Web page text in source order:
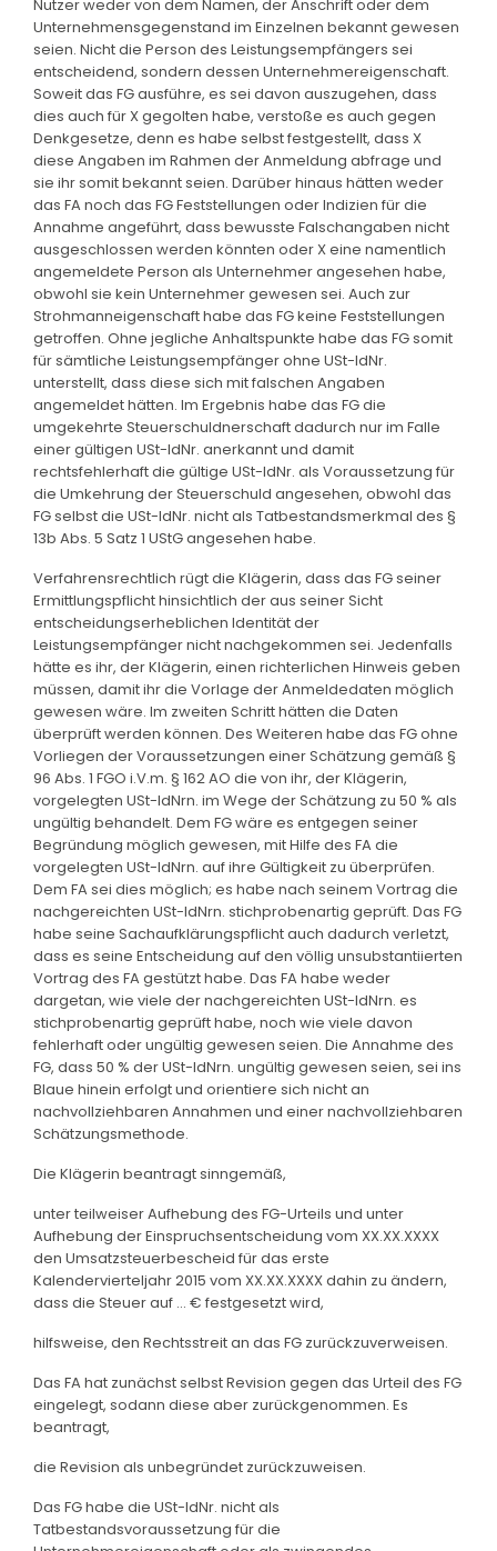
Nutzer weder von dem Namen, der Anschrift oder dem
Unternehmensgegenstand im Einzelnen bekannt gewesen
seien. Nicht die Person des Leistungsempfängers sei
entscheidend, sondern dessen Unternehmereigenschaft.
Soweit das FG ausführe, es sei davon auszugehen, dass
dies auch für X gegolten habe, verstoße es auch gegen
Denkgesetze, denn es habe selbst festgestellt, dass X
diese Angaben im Rahmen der Anmeldung abfrage und
sie ihr somit bekannt seien. Darüber hinaus hätten weder
das FA noch das FG Feststellungen oder Indizien für die
Annahme angeführt, dass bewusste Falschangaben nicht
ausgeschlossen werden könnten oder X eine namentlich
angemeldete Person als Unternehmer angesehen habe,
obwohl sie kein Unternehmer gewesen sei. Auch zur
Strohmanneigenschaft habe das FG keine Feststellungen
getroffen. Ohne jegliche Anhaltspunkte habe das FG somit
für sämtliche Leistungsempfänger ohne USt-IdNr.
unterstellt, dass diese sich mit falschen Angaben
angemeldet hätten. Im Ergebnis habe das FG die
umgekehrte Steuerschuldnerschaft dadurch nur im Falle
einer gültigen USt-IdNr. anerkannt und damit
rechtsfehlerhaft die gültige USt-IdNr. als Voraussetzung für
die Umkehrung der Steuerschuld angesehen, obwohl das
FG selbst die USt-IdNr. nicht als Tatbestandsmerkmal des §
13b Abs. 5 Satz 1 UStG angesehen habe.
Verfahrensrechtlich rügt die Klägerin, dass das FG seiner
Ermittlungspflicht hinsichtlich der aus seiner Sicht
entscheidungserheblichen Identität der
Leistungsempfänger nicht nachgekommen sei. Jedenfalls
hätte es ihr, der Klägerin, einen richterlichen Hinweis geben
müssen, damit ihr die Vorlage der Anmeldedaten möglich
gewesen wäre. Im zweiten Schritt hätten die Daten
überprüft werden können. Des Weiteren habe das FG ohne
Vorliegen der Voraussetzungen einer Schätzung gemäß §
96 Abs. 1 FGO i.V.m. § 162 AO die von ihr, der Klägerin,
vorgelegten USt-IdNrn. im Wege der Schätzung zu 50 % als
ungültig behandelt. Dem FG wäre es entgegen seiner
Begründung möglich gewesen, mit Hilfe des FA die
vorgelegten USt-IdNrn. auf ihre Gültigkeit zu überprüfen.
Dem FA sei dies möglich; es habe nach seinem Vortrag die
nachgereichten USt-IdNrn. stichprobenartig geprüft. Das FG
habe seine Sachaufklärungspflicht auch dadurch verletzt,
dass es seine Entscheidung auf den völlig unsubstantiierten
Vortrag des FA gestützt habe. Das FA habe weder
dargetan, wie viele der nachgereichten USt-IdNrn. es
stichprobenartig geprüft habe, noch wie viele davon
fehlerhaft oder ungültig gewesen seien. Die Annahme des
FG, dass 50 % der USt-IdNrn. ungültig gewesen seien, sei ins
Blaue hinein erfolgt und orientiere sich nicht an
nachvollziehbaren Annahmen und einer nachvollziehbaren
Schätzungsmethode.
Die Klägerin beantragt sinngemäß,
unter teilweiser Aufhebung des FG-Urteils und unter
Aufhebung der Einspruchsentscheidung vom XX.XX.XXXX
den Umsatzsteuerbescheid für das erste
Kalendervierteljahr 2015 vom XX.XX.XXXX dahin zu ändern,
dass die Steuer auf ... € festgesetzt wird,
hilfsweise, den Rechtsstreit an das FG zurückzuverweisen.
Das FA hat zunächst selbst Revision gegen das Urteil des FG
eingelegt, sodann diese aber zurückgenommen. Es
beantragt,
die Revision als unbegründet zurückzuweisen.
Das FG habe die USt-IdNr. nicht als
Tatbestandsvoraussetzung für die